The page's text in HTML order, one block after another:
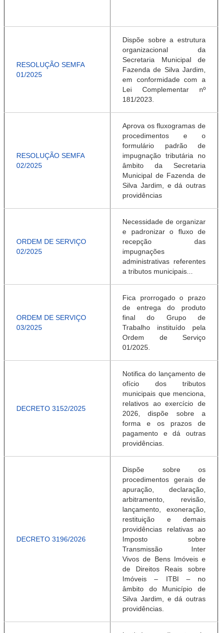
RESOLUÇÃO SEMFA
01/2025
Dispõe sobre a estrutura
organizacional da
Secretaria Municipal de
Fazenda de Silva Jardim,
em conformidade com a
Lei Complementar nº
181/2023.
RESOLUÇÃO SEMFA
02/2025
Aprova os fluxogramas de
procedimentos e o
formulário padrão de
impugnação tributária no
âmbito da Secretaria
Municipal de Fazenda de
Silva Jardim, e dá outras
providências
ORDEM DE SERVIÇO
02/2025
Necessidade de organizar
e padronizar o fluxo de
recepção das
impugnações
administrativas referentes
a tributos municipais...
ORDEM DE SERVIÇO
03/2025
Fica prorrogado o prazo
de entrega do produto
final do Grupo de
Trabalho instituído pela
Ordem de Serviço
01/2025.
DECRETO 3152/2025
Notifica do lançamento de
ofício dos tributos
municipais que menciona,
relativos ao exercício de
2026, dispõe sobre a
forma e os prazos de
pagamento e dá outras
providências.
DECRETO 3196/2026
Dispõe sobre os
procedimentos gerais de
apuração, declaração,
arbitramento, revisão,
lançamento, exoneração,
restituição e demais
providências relativas ao
Imposto sobre
Transmissão Inter
Vivosde Bens Imóveis e
de Direitos Reais sobre
Imóveis– ITBI – no
âmbito do Município de
Silva Jardim, edá outras
providências.